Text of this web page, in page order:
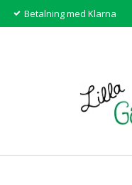
Betalning med Klarna